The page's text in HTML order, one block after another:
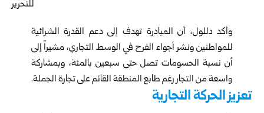
وأكد دللول، أن المبادرة تهدف إلى دعم القدرة الشرائية
للمواطنين ونشر أجواء الفرح في الوسط التجاري، مشيراً إلى
أن نسبة الحسومات تصل حتى سبعين بالمئة، وبمشاركة
واسعة من التجار رغم طابع المنطقة القائم على تجارة الجملة.
تعزيز الحركة التجارية